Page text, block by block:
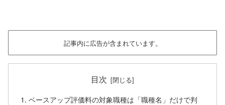
記事内に広告が含まれています。
目次
ベースアップ評価料の対象職種は「職種名」だけで判